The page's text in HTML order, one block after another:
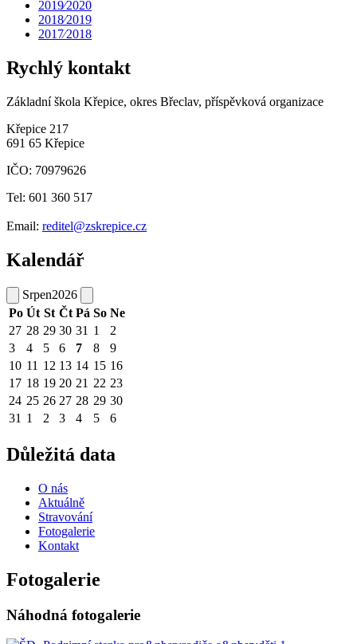
2019⁄2020
2018⁄2019
2017⁄2018
Rychlý kontakt
Základní škola Křepice, okres Břeclav, příspěvková organizace
Křepice 217
691 65 Křepice
IČO: 70979626
Tel: 601 360 517
Email: reditel@zskrepice.cz
Kalendář
Srpen2026
Po Út St Čt Pá So Ne
27 28 29 30 31 1
2
3
4 5 6 7 8
9
10 11 12 13 14 15 16
17 18 19 20 21 22 23
24 25 26 27 28 29 30
31 1 2 3 4 5 6
Důležitá data
O nás
Aktuálně
Stravování
Fotogalerie
Kontakt
Fotogalerie
Náhodná fotogalerie